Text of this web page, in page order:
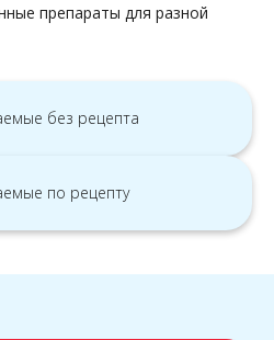
препараты для разной
без рецепта
по рецепту